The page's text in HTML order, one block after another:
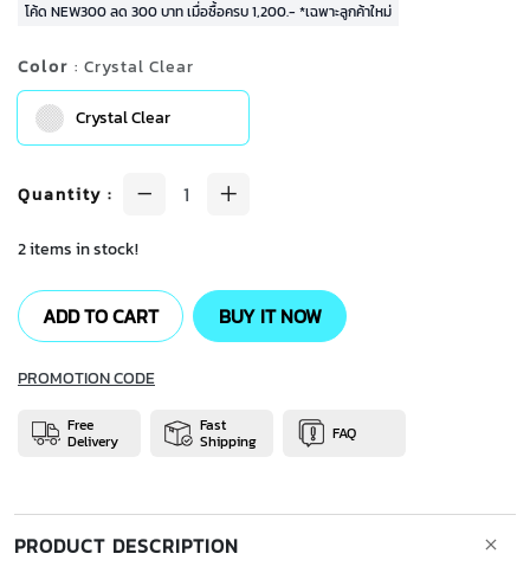
โค้ด NEW300 ลด 300 บาท เมื่อซื้อครบ 1,200.- *เฉพาะลูกค้าใหม่
Color : Crystal Clear
Crystal Clear
Quantity :
2 items in stock!
ADD TO CART BUY IT NOW
PROMOTION CODE
Free
Delivery
Fast
Shipping FAQ
PRODUCT DESCRIPTION